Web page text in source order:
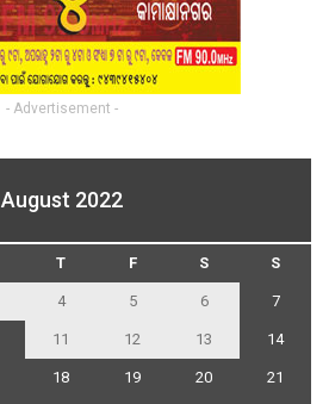
- Advertisement -
August 2022
T F S S
4 5 6 7
11 12 13 14
18 19 20 21